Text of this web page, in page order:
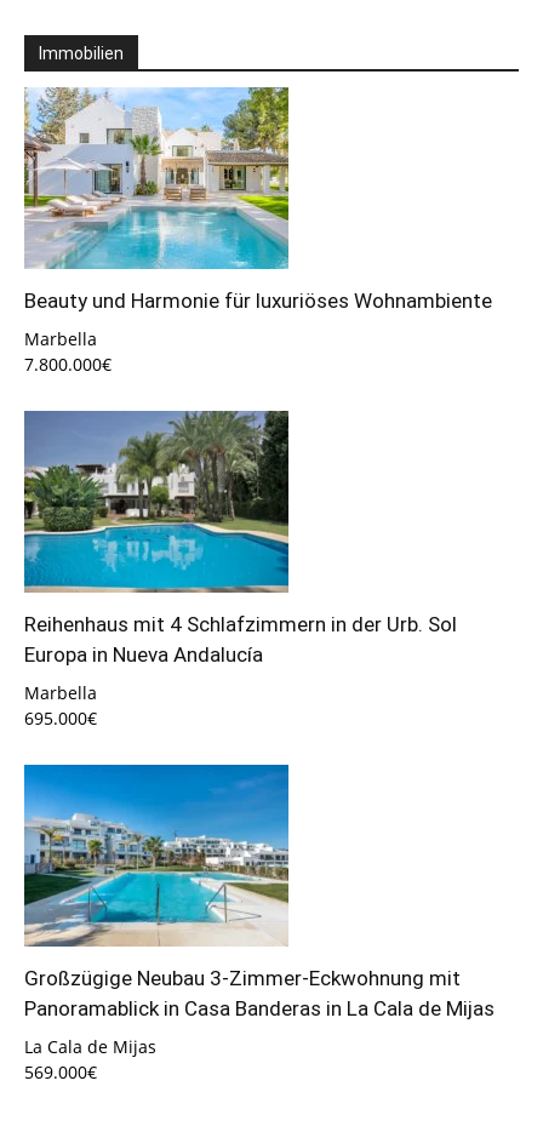
Immobilien
Beauty und Harmonie für luxuriöses Wohnambiente
Marbella
7.800.000€
Reihenhaus mit 4 Schlafzimmern in der Urb. Sol
Europa in Nueva Andalucía
Marbella
695.000€
Großzügige Neubau 3-Zimmer-Eckwohnung mit
Panoramablick in Casa Banderas in La Cala de Mijas
La Cala de Mijas
569.000€